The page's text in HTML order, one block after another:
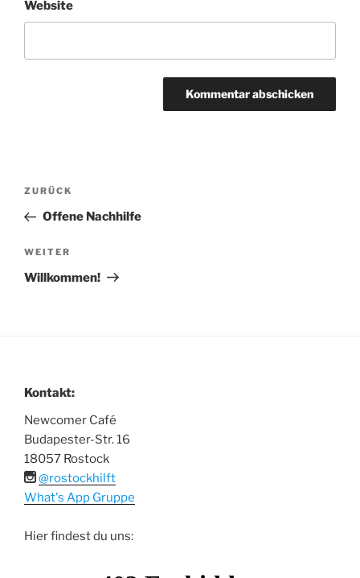
Website
Beitragsnavigation
Vorheriger
Beitrag
ZURÜCK
Offene Nachhilfe
Nächster
Beitrag
WEITER
Willkommen!
Kontakt:
Newcomer Café
Budapester-Str. 16
18057 Rostock
@rostockhilft
What's App Gruppe
Hier findest du uns: